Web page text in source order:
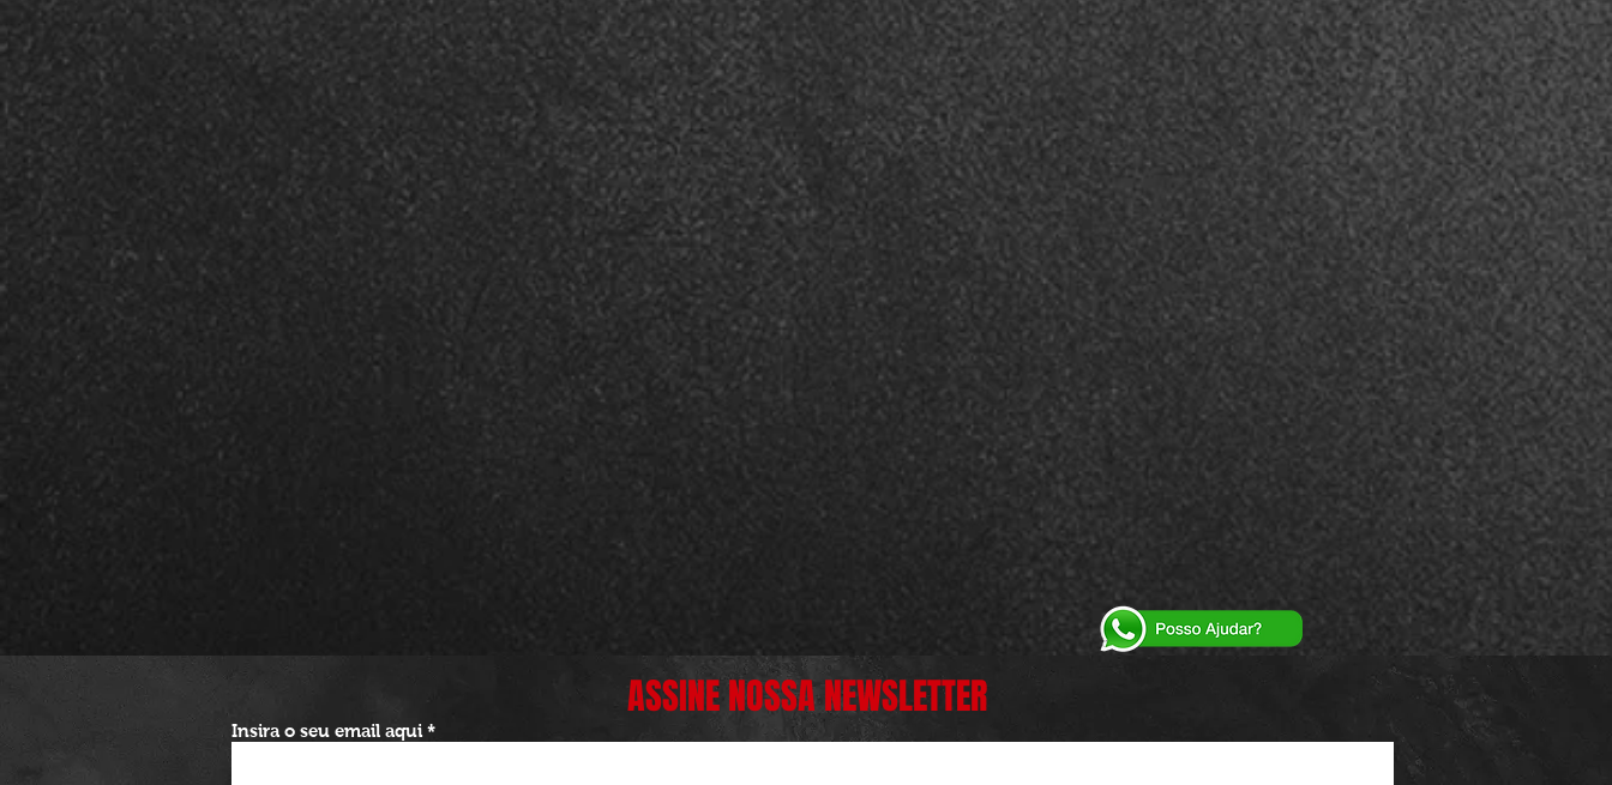
ASSINE NOSSA NEWSLETTER
Insira o seu email aqui
Powered by
InnoTech Apps
Your 14 days trial has expired.
The trial's over, but the show must go on! 🎬
Upgrade now to keep your web masterpiece in